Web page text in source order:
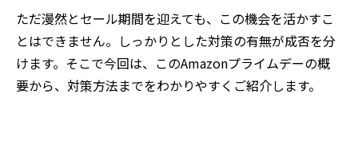
ただ漫然とセール期間を迎えても、この機会を活かすこ
とはできません。しっかりとした対策の有無が成否を分
けます。そこで今回は、このAmazonプライムデーの概
要から、対策方法までをわかりやすくご紹介します。